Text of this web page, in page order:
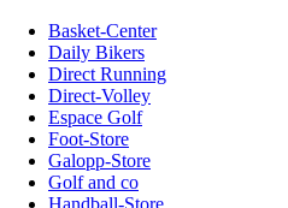
Basket-Center
Daily Bikers
Direct Running
Direct-Volley
Espace Golf
Foot-Store
Galopp-Store
Golf and co